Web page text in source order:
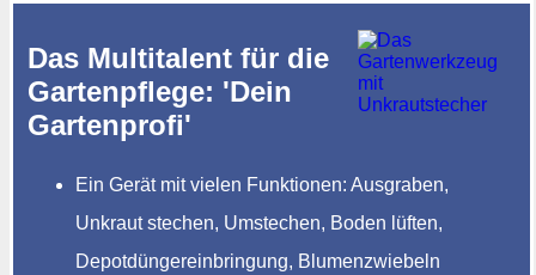
Das Multitalent für die
Gartenpflege: 'Dein
Gartenprofi'
Ein Gerät mit vielen Funktionen: Ausgraben,
Unkraut stechen, Umstechen, Boden lüften,
Depotdüngereinbringung, Blumenzwiebeln